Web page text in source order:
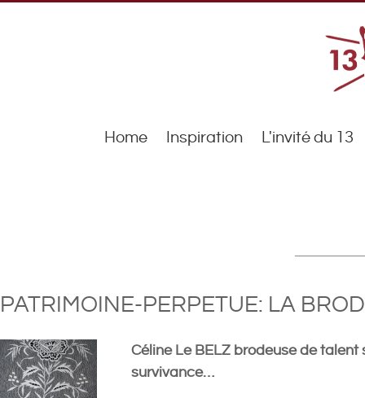
Home Inspiration L'invité du 13
PATRIMOINE-PERPETUE: LA
Céline Le BELZ brodeuse de talent
survivance…